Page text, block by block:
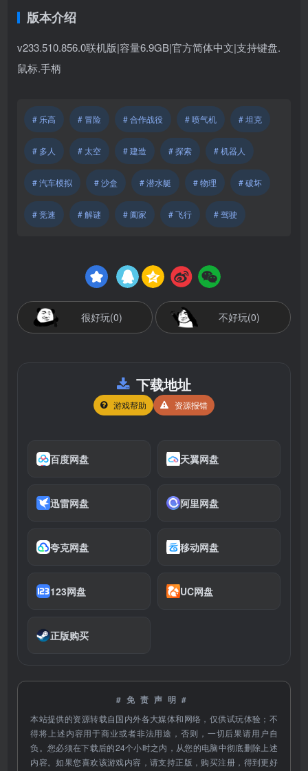
版本介绍
v233.510.856.0联机版|容量6.9GB|官方简体中文|支持键盘.
鼠标.手柄
# 乐高 # 冒险 # 合作战役 # 喷气机 # 坦克
# 多人 # 太空 # 建造 # 探索 # 机器人
# 汽车模拟 # 沙盒 # 潜水艇 # 物理 # 破坏
# 竞速 # 解谜 # 阖家 # 飞行 # 驾驶
很好玩(0) 不好玩(0)
下载地址
游戏帮助 资源报错
百度网盘 天翼网盘
迅雷网盘 阿里网盘
夸克网盘 移动网盘
123网盘 UC网盘
正版购买
#免责声明#
本站提供的资源转载自国内外各大媒体和网络，仅供试玩体验；不
得将上述内容用于商业或者非法用途，否则，一切后果请用户自
负。您必须在下载后的24个小时之内，从您的电脑中彻底删除上述
内容。如果您喜欢该游戏内容，请支持正版，购买注册，得到更好